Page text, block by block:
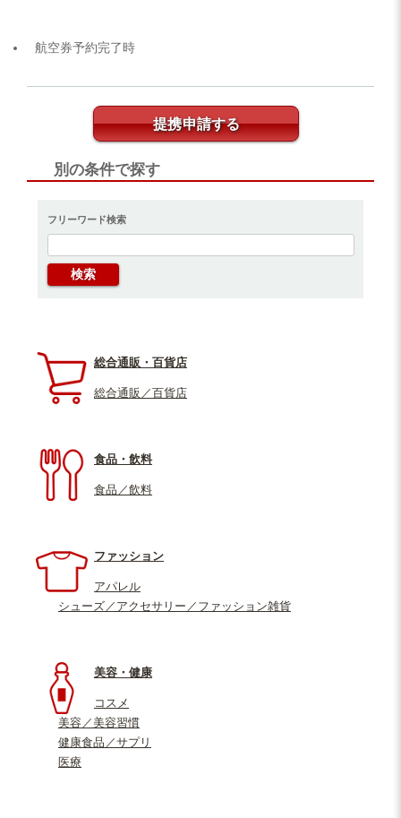
航空券予約完了時
提携申請する
別の条件で探す
フリーワード検索
総合通販・百貨店
総合通販／百貨店
食品・飲料
食品／飲料
ファッション
アパレル
シューズ／アクセサリー／ファッション雑貨
美容・健康
コスメ
美容／美容習慣
健康食品／サプリ
医療